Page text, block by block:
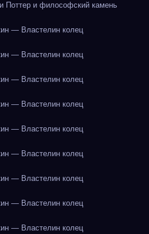
Поттер и философский камень
— Властелин колец
— Властелин колец
— Властелин колец
— Властелин колец
— Властелин колец
— Властелин колец
— Властелин колец
— Властелин колец
— Властелин колец